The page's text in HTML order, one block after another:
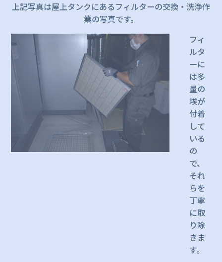
上記写真は屋上タンクにあるフィルターの交換・洗浄作
業の写真です。
フィ
ルタ
ーに
は多
量の
埃が
付着
して
いる
の
で、
それ
らを
丁寧
に取
り除
きま
す。